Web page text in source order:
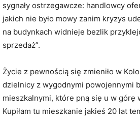
sygnały ostrzegawcze: handlowcy
jakich nie było mowy zanim kryzys
na budynkach widnieje bezlik
sprzedaż”.
Życie z pewnością się zmieniło w
dzielnicy z wygodnymi powojennymi
mieszkalnymi, które pną się u w górę
Kupiłam tu mieszkanie jakieś 20 lat